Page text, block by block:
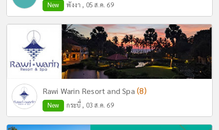
New พังงา , 05 ส.ค. 69
Rawi Warin Resort and Spa (8)
New กระบี่ , 03 ส.ค. 69